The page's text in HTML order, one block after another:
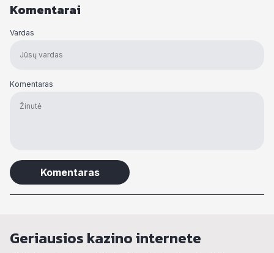
Komentarai
Vardas
Komentaras
Geriausios kazino internete